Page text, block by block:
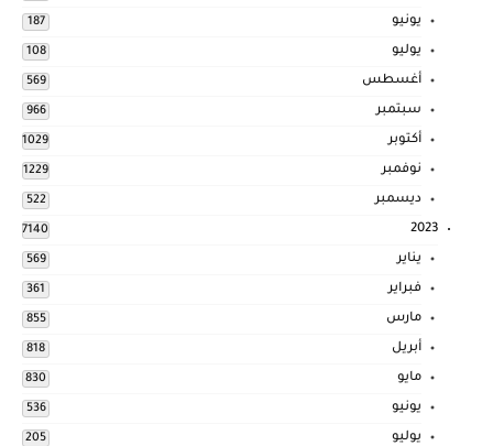
يونيو 187
يوليو 108
أغسطس 569
سبتمبر 966
أكتوبر 1029
نوفمبر 1229
ديسمبر 522
2023
7140
يناير 569
فبراير 361
مارس 855
أبريل 818
مايو 830
يونيو 536
يوليو 205